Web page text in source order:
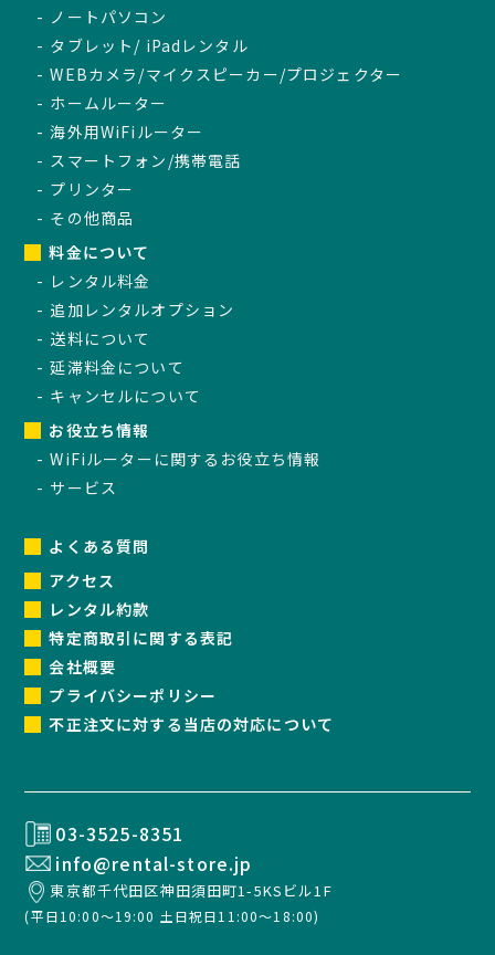
ノートパソコン
タブレット/ iPadレンタル
WEBカメラ/マイクスピーカー/プロジェクター
ホームルーター
海外用WiFiルーター
スマートフォン/携帯電話
プリンター
その他商品
料金について
レンタル料金
追加レンタルオプション
送料について
延滞料金について
キャンセルについて
お役立ち情報
WiFiルーターに関するお役立ち情報
サービス
よくある質問
アクセス
レンタル約款
特定商取引に関する表記
会社概要
プライバシーポリシー
不正注文に対する当店の対応について
03-3525-8351
info@rental-store.jp
東京都千代田区神田須田町1-5KSビル1F
(平日10:00～19:00 土日祝日11:00～18:00)